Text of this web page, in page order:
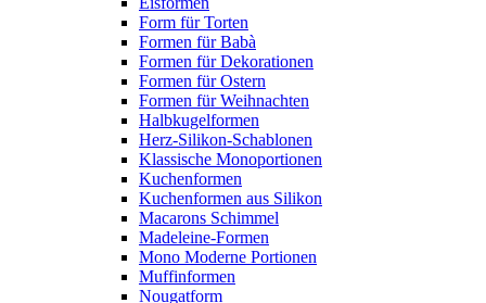
Form für Torten
Formen für Babà
Formen für Dekorationen
Formen für Ostern
Formen für Weihnachten
Halbkugelformen
Herz-Silikon-Schablonen
Klassische Monoportionen
Kuchenformen
Kuchenformen aus Silikon
Macarons Schimmel
Madeleine-Formen
Mono Moderne Portionen
Muffinformen
Nougatform